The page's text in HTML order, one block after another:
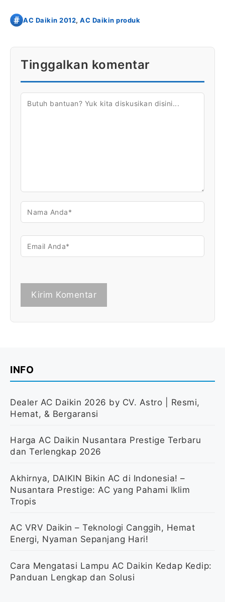
AC Daikin 2012, AC Daikin produk
Tinggalkan komentar
INFO
Dealer AC Daikin 2026 by CV. Astro | Resmi,
Hemat, & Bergaransi
Harga AC Daikin Nusantara Prestige Terbaru
dan Terlengkap 2026
Akhirnya, DAIKIN Bikin AC di Indonesia! –
Nusantara Prestige: AC yang Pahami Iklim
Tropis
AC VRV Daikin – Teknologi Canggih, Hemat
Energi, Nyaman Sepanjang Hari!
Cara Mengatasi Lampu AC Daikin Kedap Kedip:
Panduan Lengkap dan Solusi